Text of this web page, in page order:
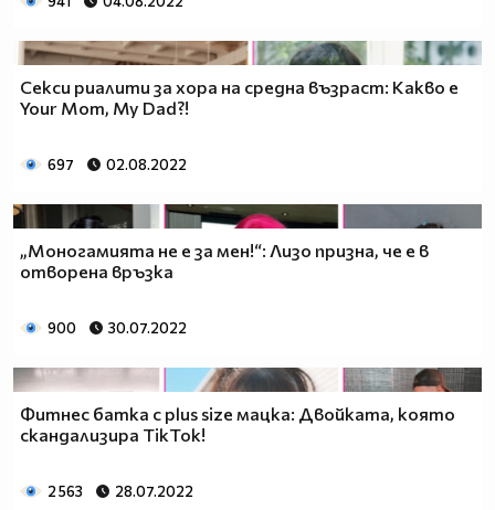
Секси риалити за хора на средна възраст: Какво е
Your Mom, My Dad?!
697 02.08.2022
„Моногамията не е за мен!“: Лизо призна, че е в
отворена връзка
900 30.07.2022
Фитнес батка с plus size мацка: Двойката, която
скандализира TikTok!
2 563 28.07.2022